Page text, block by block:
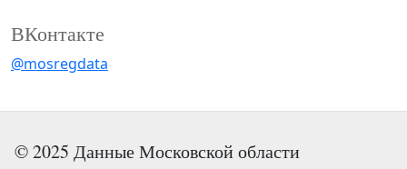
ВКонтакте
@mosregdata
© 2025 Данные Московской области